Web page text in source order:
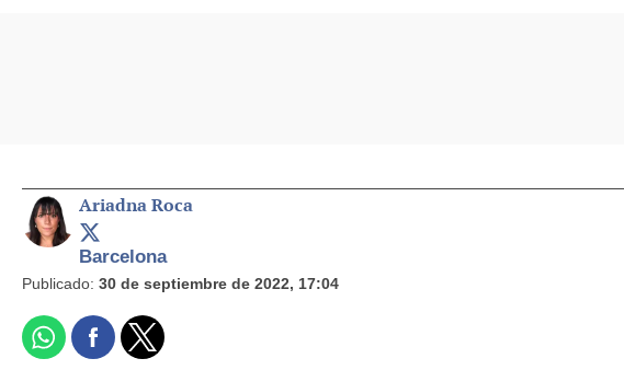
Ariadna Roca
Barcelona
Publicado: 30 de septiembre de 2022, 17:04